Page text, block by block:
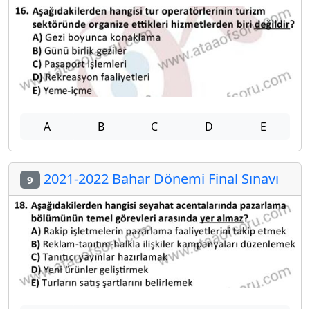
A B C D E
9 2021-2022 Bahar Dönemi Final Sınavı